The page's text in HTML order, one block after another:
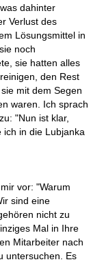
dahinter
Verlust des
Lösungsmittel in
noch
sie hatten alles
den Rest
mit dem Segen
waren. Ich sprach
"Nun ist klar,
in die Lubjanka
vor: "Warum
sind eine
nicht zu
Mal in Ihre
Mitarbeiter nach
untersuchen. Es